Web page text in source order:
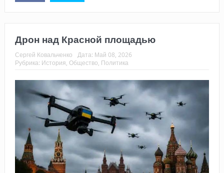
Дрон над Красной площадью
Сергей Ковальченко Дата: Май 08, 2026
Рубрика: История Общество Политика